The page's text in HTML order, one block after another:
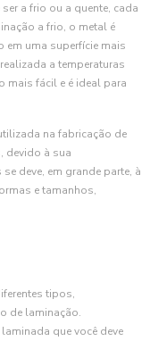
a frio ou a quente, cada
a frio, o metal é
uma superfície mais
a temperaturas
mais fácil e é ideal para
na fabricação de
devido à sua
deve, em grande parte, à
e tamanhos,
tipos,
de laminação.
que você deve